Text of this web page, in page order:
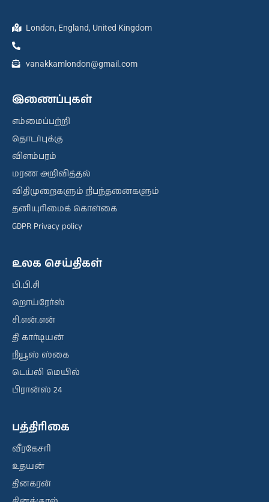
London, England, United Kingdom
vanakkamlondon@gmail.com
இணைப்புகள்
எம்மைப்பற்றி
தொடர்புக்கு
விளம்பரம்
மரண அறிவித்தல்
விதிமுறைகளும் நிபந்தனைகளும்
தனியுரிமைக் கொள்கை
GDPR Privacy policy
உலக செய்திகள்
பி.பி.சி
றொய்ரேர்ஸ்
சி.என்.என்
தி கார்டியன்
நியூஸ் ஸ்கை
டெய்லி மெயில்
பிரான்ஸ் 24
பத்திரிகை
வீரகேசரி
உதயன்
தினகரன்